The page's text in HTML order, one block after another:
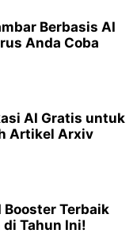
Berbasis AI
Anda Coba
AI Gratis untuk
Artikel Arxiv
Terbaik
Tahun Ini!